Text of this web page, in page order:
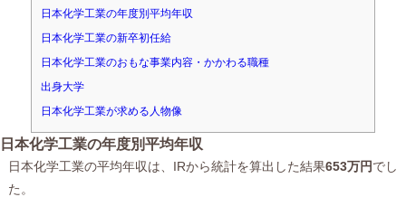
日本化学工業の年度別平均年収
日本化学工業の新卒初任給
日本化学工業のおもな事業内容・かかわる職種
出身大学
日本化学工業が求める人物像
日本化学工業の年度別平均年収
日本化学工業の平均年収は、IRから統計を算出した結果653万円でし
た。